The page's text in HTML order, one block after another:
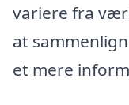
variere fra
at
et mere